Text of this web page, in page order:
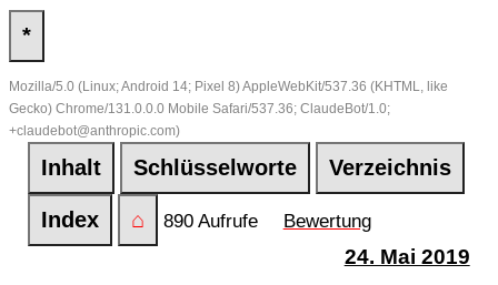
*
Mozilla/5.0 (Linux; Android 14; Pixel 8) AppleWebKit/537.36 (KHTML, like
Gecko) Chrome/131.0.0.0 Mobile Safari/537.36; ClaudeBot/1.0;
+claudebot@anthropic.com)
Inhalt Schlüsselworte Verzeichnis
Index ⌂ 890 Aufrufe Bewertung
24. Mai 2019